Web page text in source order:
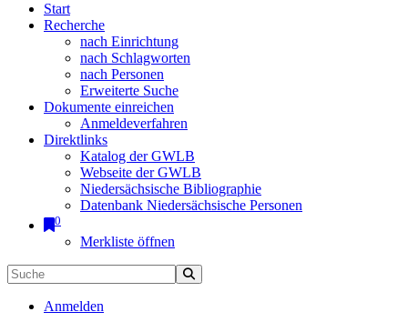
Start
Recherche
nach Einrichtung
nach Schlagworten
nach Personen
Erweiterte Suche
Dokumente einreichen
Anmeldeverfahren
Direktlinks
Katalog der GWLB
Webseite der GWLB
Niedersächsische Bibliographie
Datenbank Niedersächsische Personen
0
Merkliste öffnen
Anmelden